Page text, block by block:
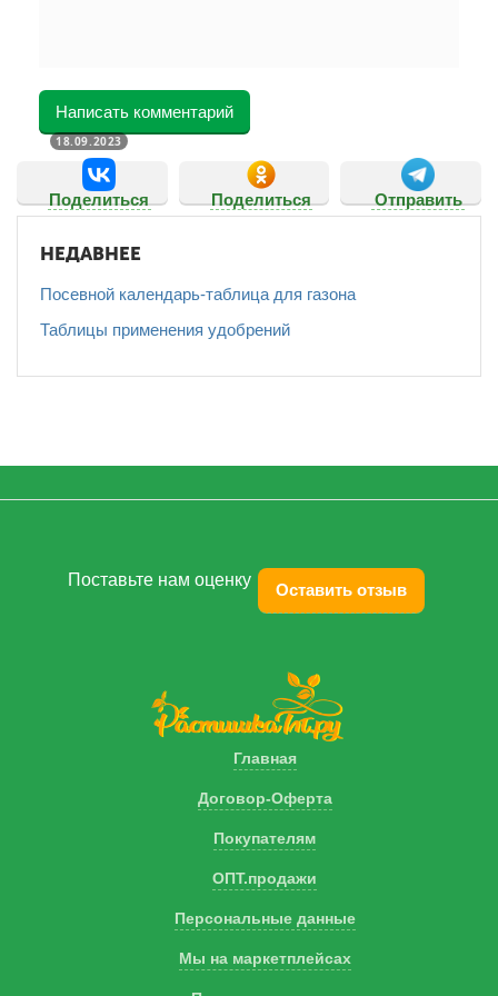
18.09.2023
Написать комментарий
Поделиться Поделиться Отправить
НЕДАВНЕЕ
Посевной календарь-таблица для газона
Таблицы применения удобрений
Поставьте нам оценку
Оставить отзыв
Главная
Договор-Оферта
Покупателям
ОПТ.продажи
Персональные данные
Мы на маркетплейсах